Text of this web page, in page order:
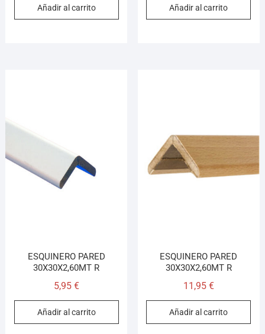
Añadir al carrito Añadir al carrito
ESQUINERO PARED
30X30X2,60MT R
5,95 €
Añadir al carrito
ESQUINERO PARED
30X30X2,60MT R
11,95 €
Añadir al carrito